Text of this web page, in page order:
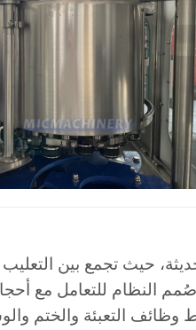
حيث تجمع بين
صُمم النظام للتعامل مع
التعبئة والختم